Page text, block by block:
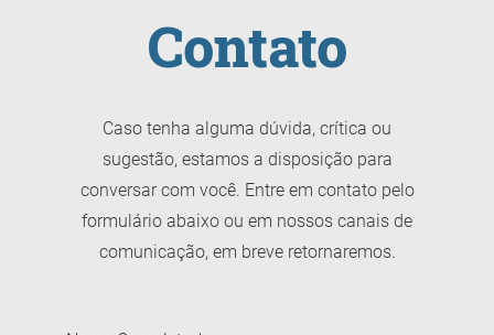
Contato
Caso tenha alguma dúvida, crítica ou
sugestão, estamos a disposição para
conversar com você. Entre em contato pelo
formulário abaixo ou em nossos canais de
comunicação, em breve retornaremos.